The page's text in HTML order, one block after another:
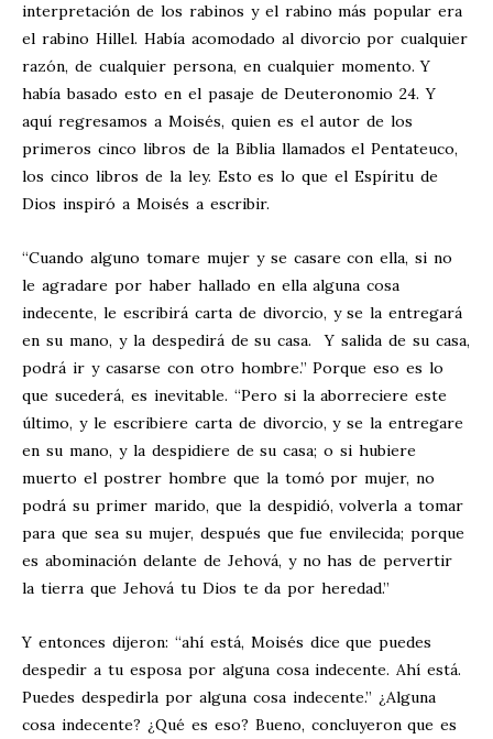
interpretación de los rabinos y el rabino más popular era
el rabino Hillel. Había acomodado al divorcio por cualquier
razón, de cualquier persona, en cualquier momento. Y
había basado esto en el pasaje de Deuteronomio 24. Y
aquí regresamos a Moisés, quien es el autor de los
primeros cinco libros de la Biblia llamados el Pentateuco,
los cinco libros de la ley. Esto es lo que el Espíritu de
Dios inspiró a Moisés a escribir.
“Cuando alguno tomare mujer y se casare con ella, si no
le agradare por haber hallado en ella alguna cosa
indecente, le escribirá carta de divorcio, y se la entregará
en su mano, y la despedirá de su casa. Y salida de su casa,
podrá ir y casarse con otro hombre.” Porque eso es lo
que sucederá, es inevitable. “Pero si la aborreciere este
último, y le escribiere carta de divorcio, y se la entregare
en su mano, y la despidiere de su casa; o si hubiere
muerto el postrer hombre que la tomó por mujer, no
podrá su primer marido, que la despidió, volverla a tomar
para que sea su mujer, después que fue envilecida; porque
es abominación delante de Jehová, y no has de pervertir
la tierra que Jehová tu Dios te da por heredad.”
Y entonces dijeron: “ahí está, Moisés dice que puedes
despedir a tu esposa por alguna cosa indecente. Ahí está.
Puedes despedirla por alguna cosa indecente.” ¿Alguna
cosa indecente? ¿Qué es eso? Bueno, concluyeron que es